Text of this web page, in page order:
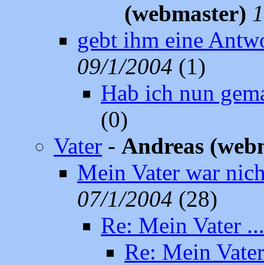
(webmaster)
gebt ihm eine
09/1/2004 (1)
Hab ich nun
(0)
Vater - Andreas
Mein Vater war
07/1/2004 (28)
Re: Mein Vater
Re: Mein